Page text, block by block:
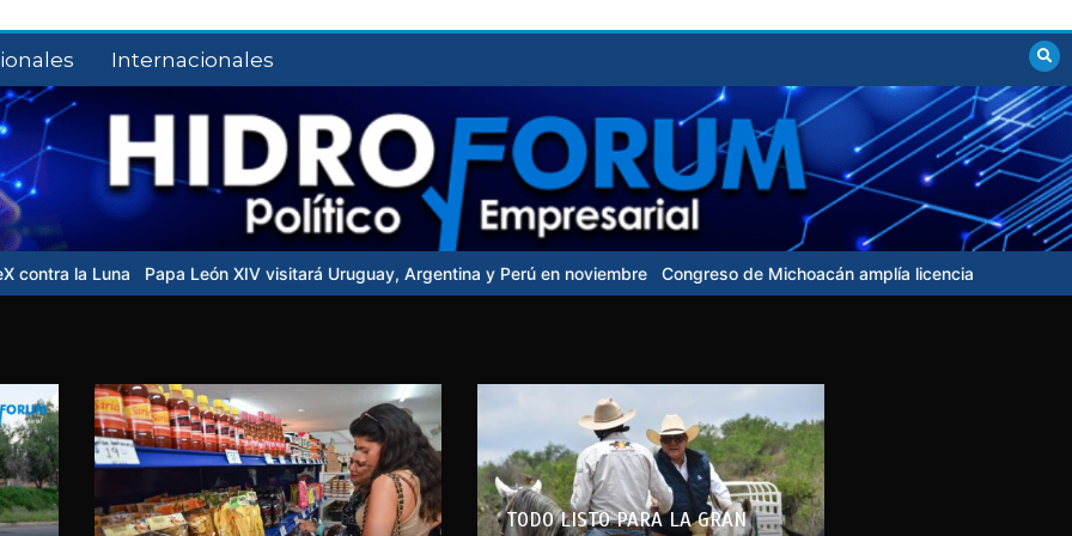
Internacionales
Papa León XIV visitará Uruguay, Argentina y Perú en noviembre Congreso de Michoacán amplía licencia a fiscal que busca
TODO LISTO PARA LA GRAN